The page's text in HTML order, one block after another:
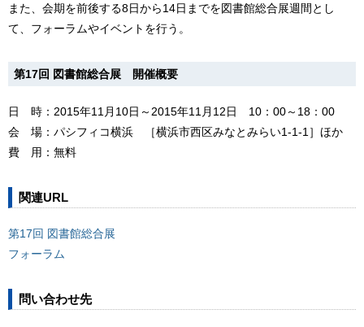
また、会期を前後する8日から14日までを図書館総合展週間とし
て、フォーラムやイベントを行う。
第17回 図書館総合展 開催概要
日 時：2015年11月10日～2015年11月12日 10：00～18：00
会 場：パシフィコ横浜 ［横浜市西区みなとみらい1-1-1］ほか
費 用：無料
関連URL
第17回 図書館総合展
フォーラム
問い合わせ先